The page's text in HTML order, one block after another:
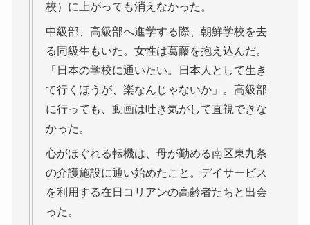
校）に上がっても消えなかった。
中級部、高級部へ進学する際、朝鮮学校を去
る同級生もいた。女性は葛藤を抱え込んだ。
「日本の学校に通いたい。日本人として生き
て行くほうが、楽なんじゃないか」。高級部
に行っても、動画は吐き気がして直視できな
かった。
心がほぐれる転機は、母が勤める南区東九条
の介護施設に通い始めたこと。デイサービス
を利用する在日コリアンの高齢者たちと出会
った。